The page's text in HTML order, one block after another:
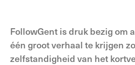
FollowGent is druk bezig om
één groot verhaal te krijgen
zelfstandigheid van het